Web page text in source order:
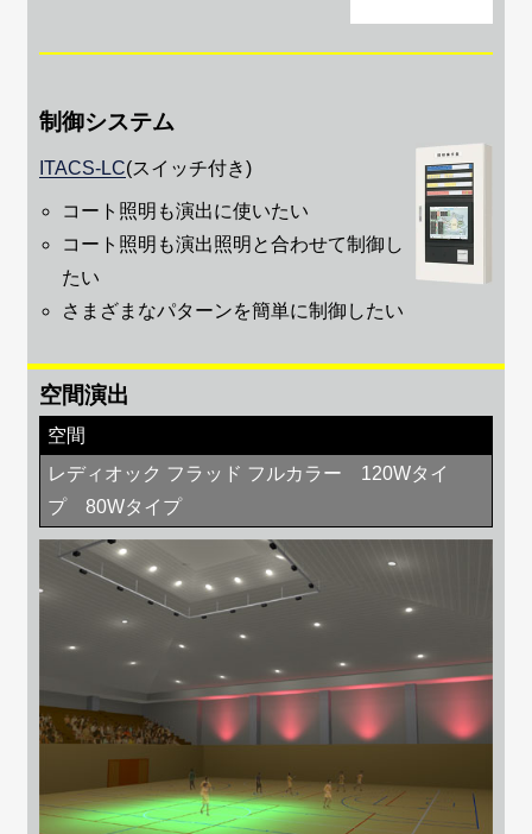
制御システム
ITACS-LC(スイッチ付き)
コート照明も演出に使いたい
コート照明も演出照明と合わせて制御し
たい
さまざまなパターンを簡単に制御したい
空間演出
空間
レディオック フラッド フルカラー 120Wタイ
プ 80Wタイプ